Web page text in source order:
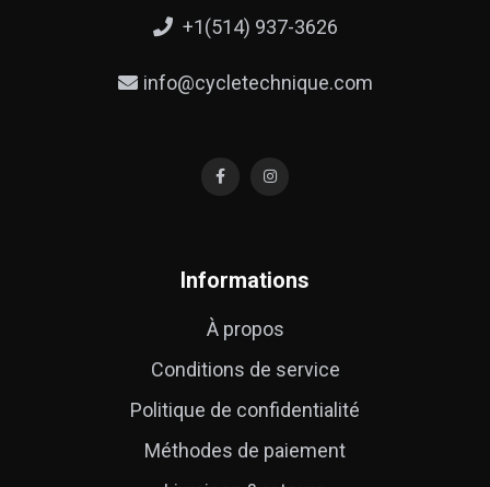
+1(514) 937-3626
info@cycletechnique.com
Informations
À propos
Conditions de service
Politique de confidentialité
Méthodes de paiement